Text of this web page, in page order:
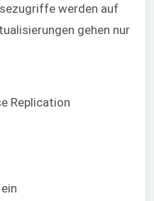
werden auf
gehen nur